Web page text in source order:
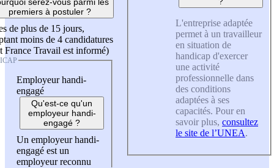
premiers à postuler ?
de plus de 15 jours,
moins de 4 candidatures
France Travail est informé)
Employeur handi-
engagé
Qu'est-ce qu'un
employeur handi-
engagé ?
Un employeur handi-
engagé est un
employeur reconnu
L'entreprise adaptée
permet à un travailleur
en situation de
handicap d'exercer
une activité
professionnelle dans
des conditions
adaptées à ses
capacités. Pour en
savoir plus, consultez
le site de l’UNEA.